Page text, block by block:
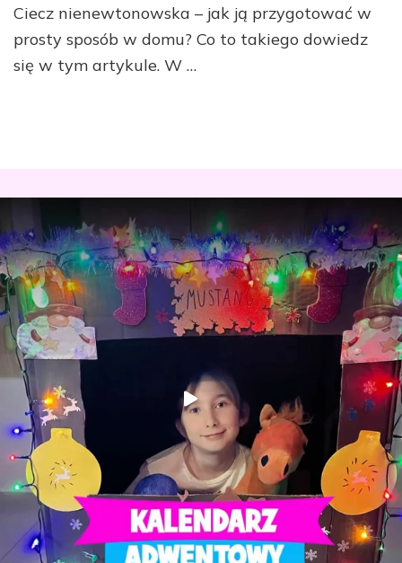
Ciecz nienewtonowska – jak ją przygotować w
prosty sposób w domu? Co to takiego dowiedz
się w tym artykule. W …